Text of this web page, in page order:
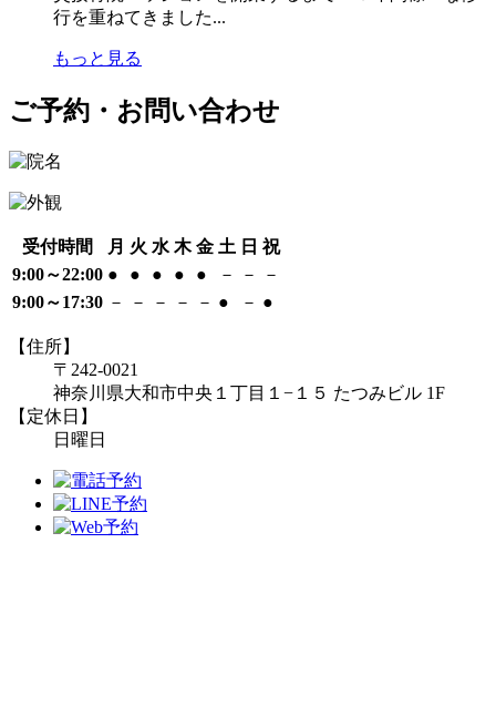
行を重ねてきました...
もっと見る
ご予約・お問い合わせ
受付時間 月 火 水 木 金 土 日 祝
9:00～22:00 ● ● ● ● ● － －
－
9:00～17:30 － － － － － ● － ●
【住所】
〒242-0021
神奈川県大和市中央１丁目１−１５ たつみビル 1F
【定休日】
日曜日